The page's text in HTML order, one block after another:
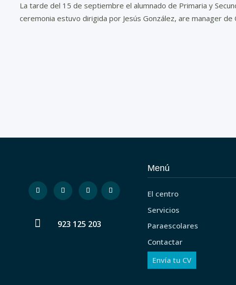
La tarde del 15 de septiembre el alumnado de Primaria y
ceremonia estuvo dirigida por Jesús González, are manager de
 923 125 203
Menú
El centro
Servicios
Paraescolares
Contactar
Envía tu CV